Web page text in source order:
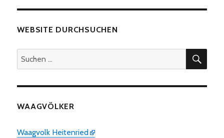
WEBSITE DURCHSUCHEN
Suchen
nach:
WAAGVÖLKER
Waagvolk Heitenried